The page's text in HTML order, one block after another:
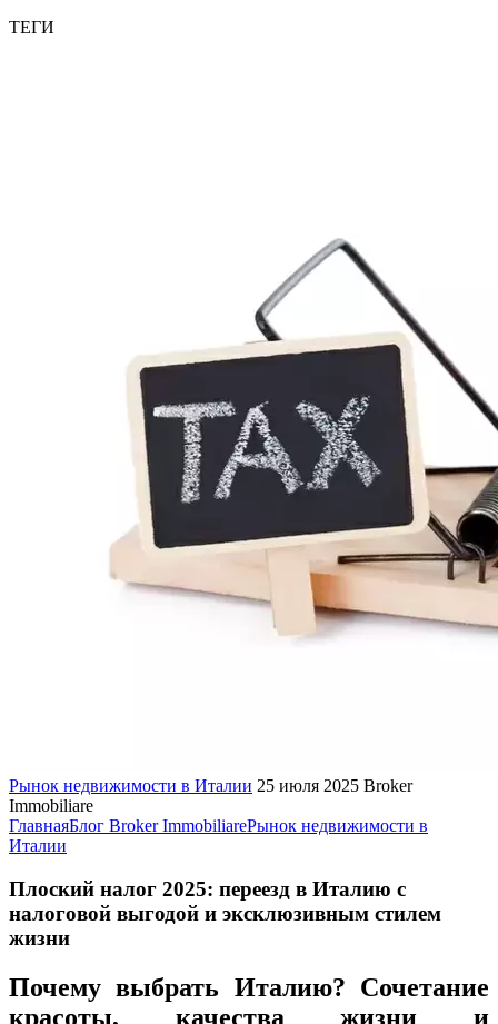
ТЕГИ
Рынок недвижимости в Италии 25 июля 2025 Broker
Immobiliare
ГлавнаяБлог Broker ImmobiliareРынок недвижимости в
Италии
Плоский налог 2025: переезд в Италию с
налоговой выгодой и эксклюзивным стилем
жизни
Почему выбрать Италию? Сочетание
красоты, качества жизни и